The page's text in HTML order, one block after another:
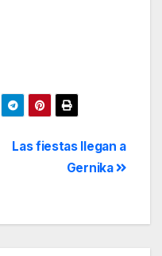
Las fiestas llegan a
Gernika